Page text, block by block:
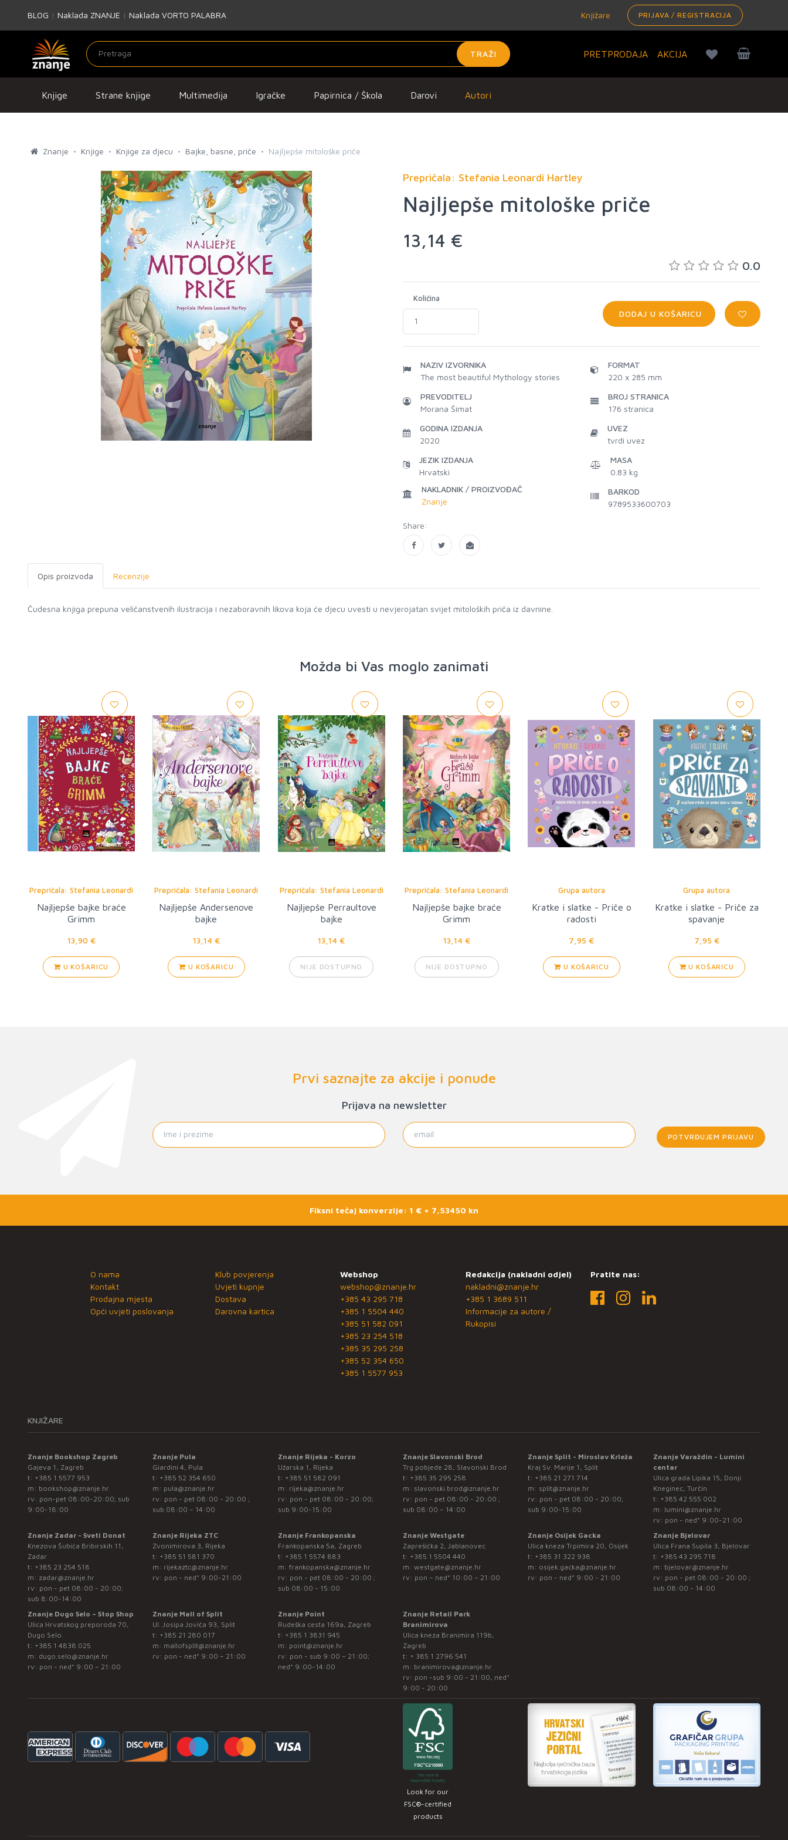
BLOG | Naklada ZNANJE | Naklada VORTO PALABRA Knjižare PRIJAVA / REGISTRACIJA
TRAŽI PRETPRODAJA AKCIJA
Knjige Strane knjige Multimedija Igračke Papirnica / Škola Darovi Autori
Znanje Knjige Knjige za djecu Bajke, basne, priče Najljepše mitološke priče
Prepričala: Stefania Leonardi Hartley
Najljepše mitološke priče
13,14 €
0.0
Količina
DODAJ U KOŠARICU
NAZIV IZVORNIKA
The most beautiful Mythology stories
PREVODITELJ
Morana Šimat
GODINA IZDANJA
2020
JEZIK IZDANJA
Hrvatski
NAKLADNIK / PROIZVOĐAČ
Znanje
FORMAT
220 x 285 mm
BROJ STRANICA
176 stranica
UVEZ
tvrdi uvez
MASA
0.83 kg
BARKOD
9789533600703
Share:
Opis proizvoda Recenzije
Čudesna knjiga prepuna veličanstvenih ilustracija i nezaboravnih likova koja će djecu uvesti u nevjerojatan svijet mitoloških priča iz davnine.
Možda bi Vas moglo zanimati
Prepričala: Stefania Leonardi
Hartley
Najljepše bajke braće
Grimm
13,90 €
U KOŠARICU
Prepričala: Stefania Leonardi
Hartley
Najljepše Andersenove
bajke
13,14 €
U KOŠARICU
Prepričala: Stefania Leonardi
Hartley
Najljepše Perraultove
bajke
13,14 €
NIJE DOSTUPNO
Prepričala: Stefania Leonardi
Hartley
Najljepše bajke braće
Grimm
13,14 €
NIJE DOSTUPNO
Grupa autora
Kratke i slatke - Priče o
radosti
7,95 €
U KOŠARICU
Grupa autora
Kratke i slatke - Priče za
spavanje
7,95 €
U KOŠARICU
Prvi saznajte za akcije i ponude
Prijava na newsletter
POTVRĐUJEM PRIJAVU
Fiksni tečaj konverzije: 1 € = 7,53450 kn
O nama
Kontakt
Prodajna mjesta
Opći uvjeti poslovanja
Klub povjerenja
Uvjeti kupnje
Dostava
Darovna kartica
Webshop
webshop@znanje.hr
+385 43 295 718
+385 1 5504 440
+385 51 582 091
+385 23 254 518
+385 35 295 258
+385 52 354 650
+385 1 5577 953
Redakcija (nakladni odjel)
nakladni@znanje.hr
+385 1 3689 511
Informacije za autore /
Rukopisi
Pratite nas:
KNJIŽARE
Znanje Bookshop Zagreb
Gajeva 1, Zagreb
t: +385 1 5577 953
m: bookshop@znanje.hr
rv: pon-pet 08:00-20:00; sub
9:00-18:00
Znanje Pula
Giardini 4, Pula
t: +385 52 354 650
m: pula@znanje.hr
rv: pon - pet 08:00 - 20:00 ;
sub 08:00 – 14:00
Znanje Rijeka - Korzo
Užarska 1, Rijeka
t: +385 51 582 091
m: rijeka@znanje.hr
rv: pon - pet 08:00 - 20:00;
sub 9:00-15:00
Znanje Slavonski Brod
Trg pobjede 28, Slavonski Brod
t: +385 35 295 258
m: slavonski.brod@znanje.hr
rv: pon - pet 08:00 - 20:00 ;
sub 08:00 – 14:00
Znanje Split - Miroslav Krleža
Kraj Sv. Marije 1, Split
t: +385 21 271 714
m: split@znanje.hr
rv: pon - pet 08:00 - 20:00;
sub 9:00-15:00
Znanje Varaždin - Lumini
centar
Ulica grada Lipika 15, Donji
Kneginec, Turčin
t: +385 42 555 002
m: lumini@znanje.hr
rv: pon - ned* 9:00-21:00
Znanje Zadar - Sveti Donat
Knezova Šubića Bribirskih 11,
Zadar
t: +385 23 254 518
m: zadar@znanje.hr
rv: pon - pet 08:00 - 20:00;
sub 8:00-14:00
Znanje Rijeka ZTC
Zvonimirova 3, Rijeka
t: +385 51 581 370
m: rijekaztc@znanje.hr
rv: pon - ned* 9:00-21:00
Znanje Frankopanska
Frankopanska 5a, Zagreb
t: +385 1 5574 883
m: frankopanska@znanje.hr
rv: pon - pet 08:00 - 20:00 ;
sub 08:00 - 15:00
Znanje Westgate
Zaprešićka 2, Jablanovec
t: +385 1 5504 440
m: westgate@znanje.hr
rv: pon – ned* 10:00 – 21:00
Znanje Osijek Gacka
Ulica kneza Trpimira 20, Osijek
t: +385 31 322 938
m: osijek.gacka@znanje.hr
rv: pon - ned* 9:00 - 21:00
Znanje Bjelovar
Ulica Frana Supila 3, Bjelovar
t: +385 43 295 718
m: bjelovar@znanje.hr
rv: pon - pet 08:00 - 20:00 ;
sub 08:00 - 14:00
Znanje Dugo Selo – Stop Shop
Ulica Hrvatskog preporoda 70,
Dugo Selo
t: +385 1 4838 025
m: dugo.selo@znanje.hr
rv: pon - ned* 9:00 – 21:00
Znanje Mall of Split
Ul. Josipa Jovića 93, Split
t: +385 21 280 017
m: mallofsplit@znanje.hr
rv: pon - ned* 9:00 – 21:00
Znanje Point
Rudeška cesta 169a, Zagreb
t: +385 1 3831 945
m: point@znanje.hr
rv: pon - sub 9:00 – 21:00;
ned* 9:00-14:00
Znanje Retail Park
Branimirova
Ulica kneza Branimira 119b,
Zagreb
t: + 385 1 2796 541
m: branimirova@znanje.hr
rv: pon -sub 9:00 - 21:00, ned*
9:00 - 20:00
Look for our
FSC®-certified
products